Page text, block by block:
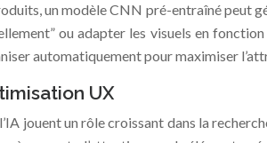
un modèle CNN pré-entraîné peut
ou adapter les visuels en
automatiquement pour maximiser
UX
jouent un rôle croissant dans la